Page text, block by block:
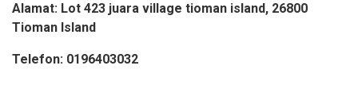
Alamat: Lot 423 juara village tioman island, 26800
Tioman Island
Telefon: 0196403032